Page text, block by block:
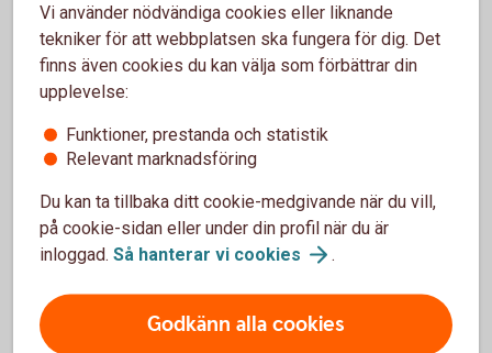
pensionsfonder – Transfer – är anpassade efter vilket år
du är född. Till exempel är Transfer 60 en "60-talistfond"
som passar dig som är född på 60-talet. Fördelningen
mellan aktier och räntebärande värdepapper förändras över
kvar till pensionen.
Klimat och hållbarhet i fokus i
Transferfonderna
Vi använder nödvändiga cookies eller liknande
tekniker för att webbplatsen ska fungera för dig. Det
finns även cookies du kan välja som förbättrar din
upplevelse:
Funktioner, prestanda och statistik
Relevant marknadsföring
Du kan ta tillbaka ditt cookie-medgivande när du vill,
på cookie-sidan eller under din profil när du är
inloggad. Så hanterar vi cookies .
Godkänn alla cookies